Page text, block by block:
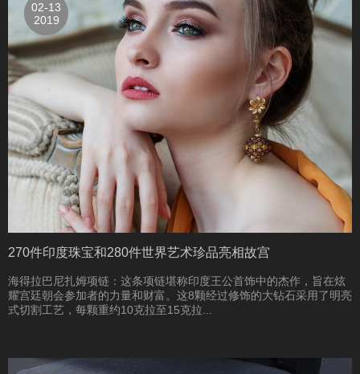
02-13
2019
270件印度珠宝和280件世界艺术珍品亮相故宫
海得拉巴尼扎姆项链：这条项链堪称印度王公首饰中的杰作，旨在炫
耀宫廷朝会参加者的力量和财富。这8颗经过修饰的大钻石采用了明亮
式切割工艺，每颗重约10克拉至15克拉...